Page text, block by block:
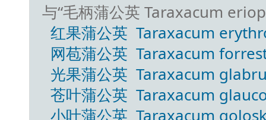
与“毛柄蒲公英 Taraxacum
红果蒲公英 Taraxacum
网苞蒲公英 Taraxacum
光果蒲公英 Taraxacum
苍叶蒲公英 Taraxacum
小叶蒲公英 Taraxacum